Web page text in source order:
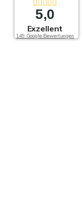
5,0
Exzellent
149 Google-Bewertungen